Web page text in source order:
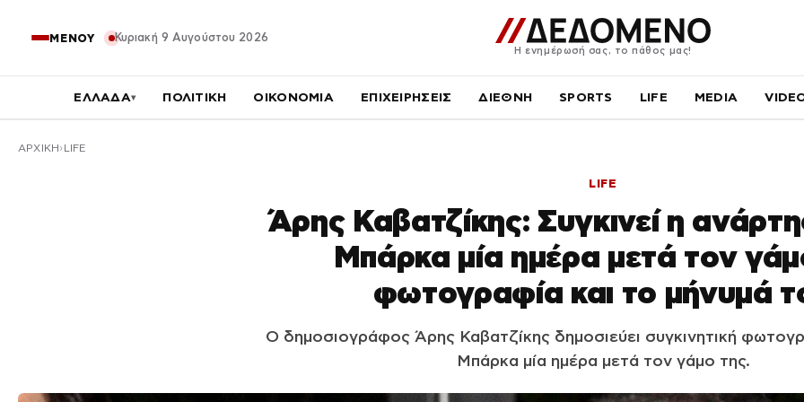
ΜΕΝΟΥ Κυριακή 9 Αυγούστου 2026
Η ενημέρωσή σας, το πάθος μας!
ΕΛΛΑΔΑ▾ ΠΟΛΙΤΙΚΗ ΟΙΚΟΝΟΜΙΑ ΕΠΙΧΕΙΡΗΣΕΙΣ ΔΙΕΘΝΗ SPORTS LIFE MEDIA
ΑΡΧΙΚΉ LIFE
LIFE
Άρης Καβατζίκης: Συγκινεί η
Μπάρκα μία ημέρα μετά τον
φωτογραφία και το μήνυμά
Ο δημοσιογράφος Άρης Καβατζίκης δημοσιεύει συγκινητική
Μπάρκα μία ημέρα μετά τον γάμο της.